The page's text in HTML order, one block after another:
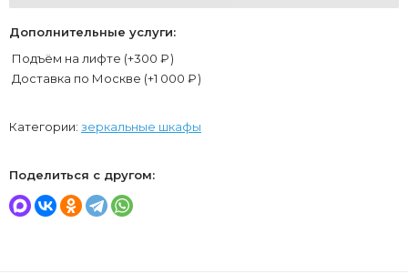
Дополнительные услуги:
Подъём на лифте (+300 ₽)
Доставка по Москве (+1 000 ₽)
Категории: зеркальные шкафы
Поделиться с другом: